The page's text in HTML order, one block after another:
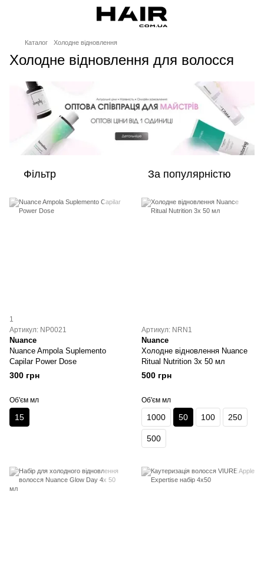
Каталог Холодне відновлення
Холодне відновлення для волосся
Фільтр За популярністю
1
Артикул: NP0021
Nuance
Nuance Ampola Suplemento
Capilar Power Dose
300 грн
Об'єм мл
15
Артикул: NRN1
Nuance
Холодне відновлення Nuance
Ritual Nutrition 3x 50 мл
500 грн
Об'єм мл
1000 50 100 250
500